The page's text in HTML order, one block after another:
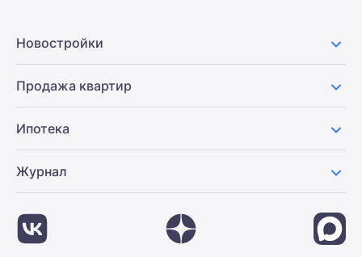
Новостройки
Продажа квартир
Ипотека
Журнал